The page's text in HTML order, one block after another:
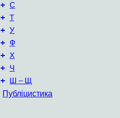
+ С
+ Т
+ У
+ Ф
+ Х
+ Ч
+ Ш – Щ
Публіцистика